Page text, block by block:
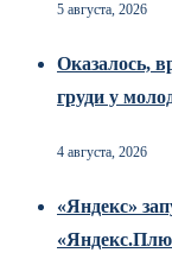
5 августа, 2026
Оказалось,
груди у
4 августа, 2026
«Яндекс»